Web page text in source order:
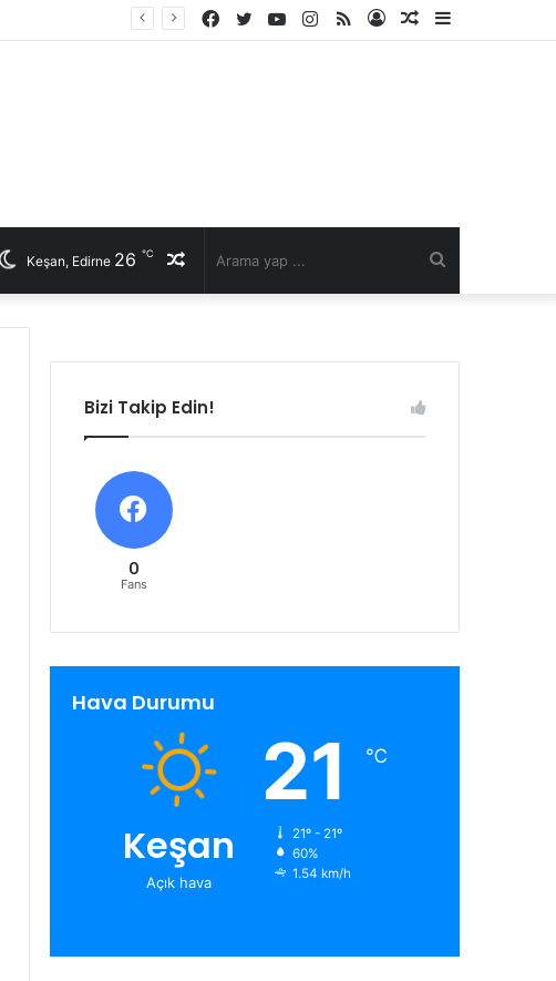
Kenar
Rastgele
Kayıt
RSS
Instagram
YouTube
Twitter
Facebook
Rastgele
Keşan, Edirne 26 ℃
Bizi Takip Edin!
0
Fans
Hava Durumu
Keşan
Açık hava
21 ℃
21º - 21º
60%
1.54 km/h